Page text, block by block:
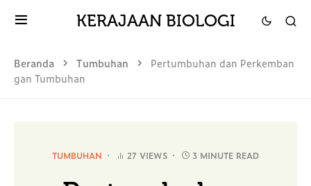
KERAJAAN BIOLOGI
Beranda Tumbuhan
Pertumbuhan dan Perkemban
gan Tumbuhan
TUMBUHAN 27 VIEWS 3 MINUTE READ